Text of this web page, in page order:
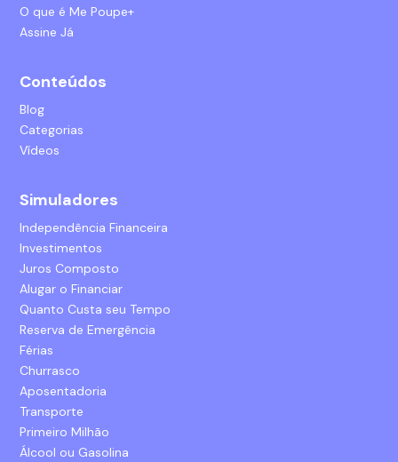
O que é Me Poupe+
Assine Já
Conteúdos
Blog
Categorias
Vídeos
Simuladores
Independência Financeira
Investimentos
Juros Composto
Alugar o Financiar
Quanto Custa seu Tempo
Reserva de Emergência
Férias
Churrasco
Aposentadoria
Transporte
Primeiro Milhão
Álcool ou Gasolina